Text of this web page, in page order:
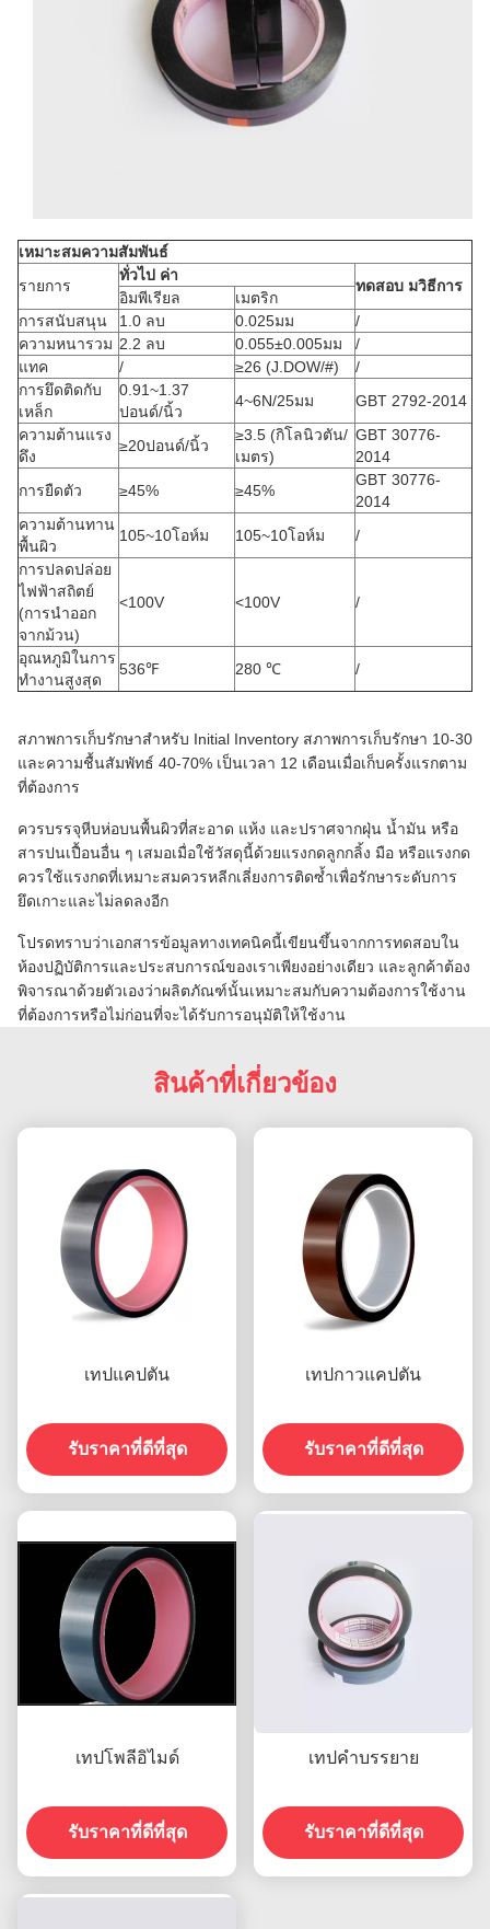
เหมาะสมความสัมพันธ์
รายการ
ทั่วไป ค่า
ทดสอบ มวิธีการ
อิมพีเรียล
เมตริก
การสนับสนุน
1.0 ลบ 0.025มม
/
ความหนารวม 2.2 ลบ 0.055±0.005มม
/
แทค
/ ≥26 (J.DOW/#)
/
การยึดติดกับ
เหล็ก
0.91~1.37
ปอนด์/นิ้ว
4~6N/25มม
GBT 2792-2014
ความต้านแรง
ดึง
≥20ปอนด์/นิ้ว
≥3.5 (กิโลนิวตัน/
เมตร)
GBT 30776-
2014
การยืดตัว
≥45% ≥45%
GBT 30776-
2014
ความต้านทาน
พื้นผิว
105~10โอห์ม 105~10โอห์ม
/
การปลดปล่อย
ไฟฟ้าสถิตย์
(การนำออก
จากม้วน)
<100V <100V /
อุณหภูมิในการ
ทำงานสูงสุด
536℉ 280 ℃ /
สภาพการเก็บรักษาสำหรับ Initial Inventory สภาพการเก็บรักษา 10-30
และความชื้นสัมพัทธ์ 40-70% เป็นเวลา 12 เดือนเมื่อเก็บครั้งแรกตาม
ที่ต้องการ
ควรบรรจุหีบห่อบนพื้นผิวที่สะอาด แห้ง และปราศจากฝุ่น น้ำมัน หรือ
สารปนเปื้อนอื่น ๆ เสมอเมื่อใช้วัสดุนี้ด้วยแรงกดลูกกลิ้ง มือ หรือแรงกด
ควรใช้แรงกดที่เหมาะสมควรหลีกเลี่ยงการติดซ้ำเพื่อรักษาระดับการ
ยึดเกาะและไม่ลดลงอีก
โปรดทราบว่าเอกสารข้อมูลทางเทคนิคนี้เขียนขึ้นจากการทดสอบใน
ห้องปฏิบัติการและประสบการณ์ของเราเพียงอย่างเดียว และลูกค้าต้อง
พิจารณาด้วยตัวเองว่าผลิตภัณฑ์นั้นเหมาะสมกับความต้องการใช้งาน
ที่ต้องการหรือไม่ก่อนที่จะได้รับการอนุมัติให้ใช้งาน
สินค้าที่เกี่ยวข้อง
เทปแคปตัน
รับราคาที่ดีที่สุด
เทปกาวแคปตัน
รับราคาที่ดีที่สุด
เทปโพลีอิไมด์
รับราคาที่ดีที่สุด
เทปคำบรรยาย
รับราคาที่ดีที่สุด